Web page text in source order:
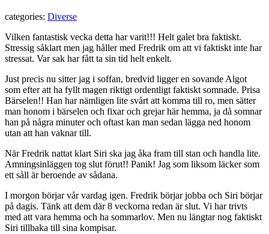
categories: Diverse
Vilken fantastisk vecka detta har varit!!! Helt galet bra faktiskt.
Stressig såklart men jag håller med Fredrik om att vi faktiskt inte har
stressat. Var sak har fått ta sin tid helt enkelt.
Just precis nu sitter jag i soffan, bredvid ligger en sovande Algot
som efter att ha fyllt magen riktigt ordentligt faktiskt somnade. Prisa
Bärselen!! Han har nämligen lite svårt att komma till ro, men sätter
man honom i bärselen och fixar och grejar här hemma, ja då somnar
han på några minuter och oftast kan man sedan lägga ned honom
utan att han vaknar till.
När Fredrik nattat klart Siri ska jag åka fram till stan och handla lite.
Amningsinläggen tog slut förut!! Panik! Jag som liksom läcker som
ett såll är beroende av sådana.
I morgon börjar vår vardag igen. Fredrik börjar jobba och Siri börjar
på dagis. Tänk att dem där 8 veckorna redan är slut. Vi har trivts
med att vara hemma och ha sommarlov. Men nu längtar nog faktiskt
Siri tillbaka till sina kompisar.